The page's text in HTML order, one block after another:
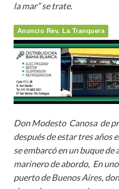
la mar” se trate.
Anuncio Rev. La Tranquera
Don Modesto Canosa de
después de estar tres años
se embarcó en un buque de
marinero de abordo, En
puerto de Buenos Aires,